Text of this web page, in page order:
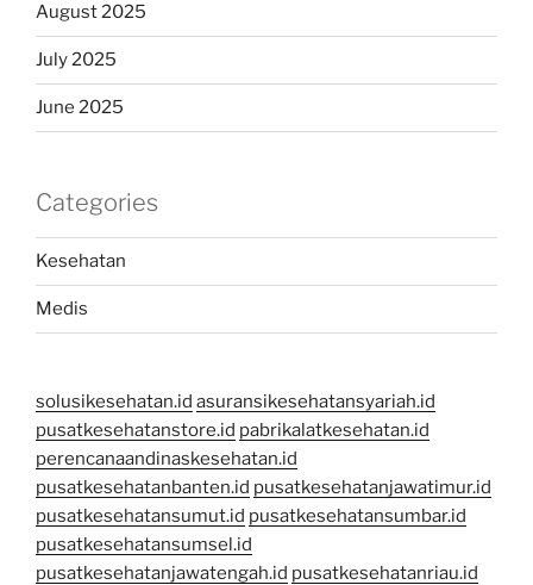
August 2025
July 2025
June 2025
Categories
Kesehatan
Medis
solusikesehatan.id asuransikesehatansyariah.id
pusatkesehatanstore.id pabrikalatkesehatan.id
perencanaandinaskesehatan.id
pusatkesehatanbanten.id pusatkesehatanjawatimur.id
pusatkesehatansumut.id pusatkesehatansumbar.id
pusatkesehatansumsel.id
pusatkesehatanjawatengah.id pusatkesehatanriau.id